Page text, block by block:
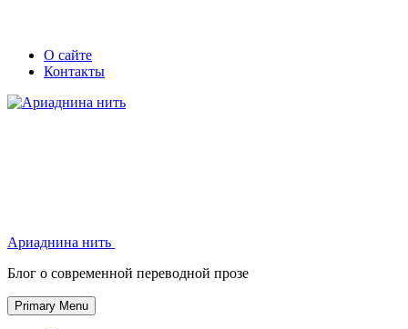
Skip
Secondary
left
navigation
Secondary
right
navigation
О сайте
Контакты
Ариаднина нить
Блог о современной переводной прозе
Primary Menu